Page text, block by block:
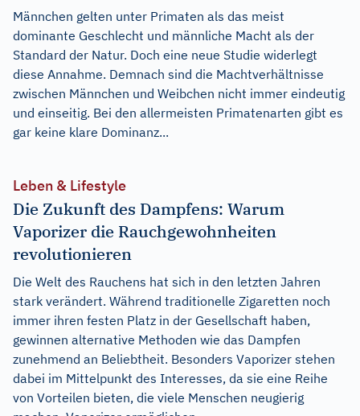
Männchen gelten unter Primaten als das meist
dominante Geschlecht und männliche Macht als der
Standard der Natur. Doch eine neue Studie widerlegt
diese Annahme. Demnach sind die Machtverhältnisse
zwischen Männchen und Weibchen nicht immer eindeutig
und einseitig. Bei den allermeisten Primatenarten gibt es
gar keine klare Dominanz...
Leben & Lifestyle
Die Zukunft des Dampfens: Warum
Vaporizer die Rauchgewohnheiten
revolutionieren
Die Welt des Rauchens hat sich in den letzten Jahren
stark verändert. Während traditionelle Zigaretten noch
immer ihren festen Platz in der Gesellschaft haben,
gewinnen alternative Methoden wie das Dampfen
zunehmend an Beliebtheit. Besonders Vaporizer stehen
dabei im Mittelpunkt des Interesses, da sie eine Reihe
von Vorteilen bieten, die viele Menschen neugierig